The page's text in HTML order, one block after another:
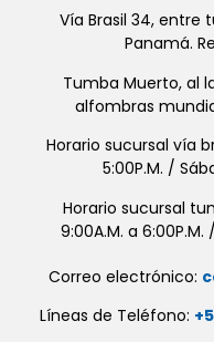
Vía Brasil 34, entre
Panamá.
Tumba Muerto, al
alfombras
Horario sucursal vía
5:00P.M. /
Horario sucursal
9:00A.M. a 6:00P.M.
Correo electrónico:
Líneas de Teléfono: